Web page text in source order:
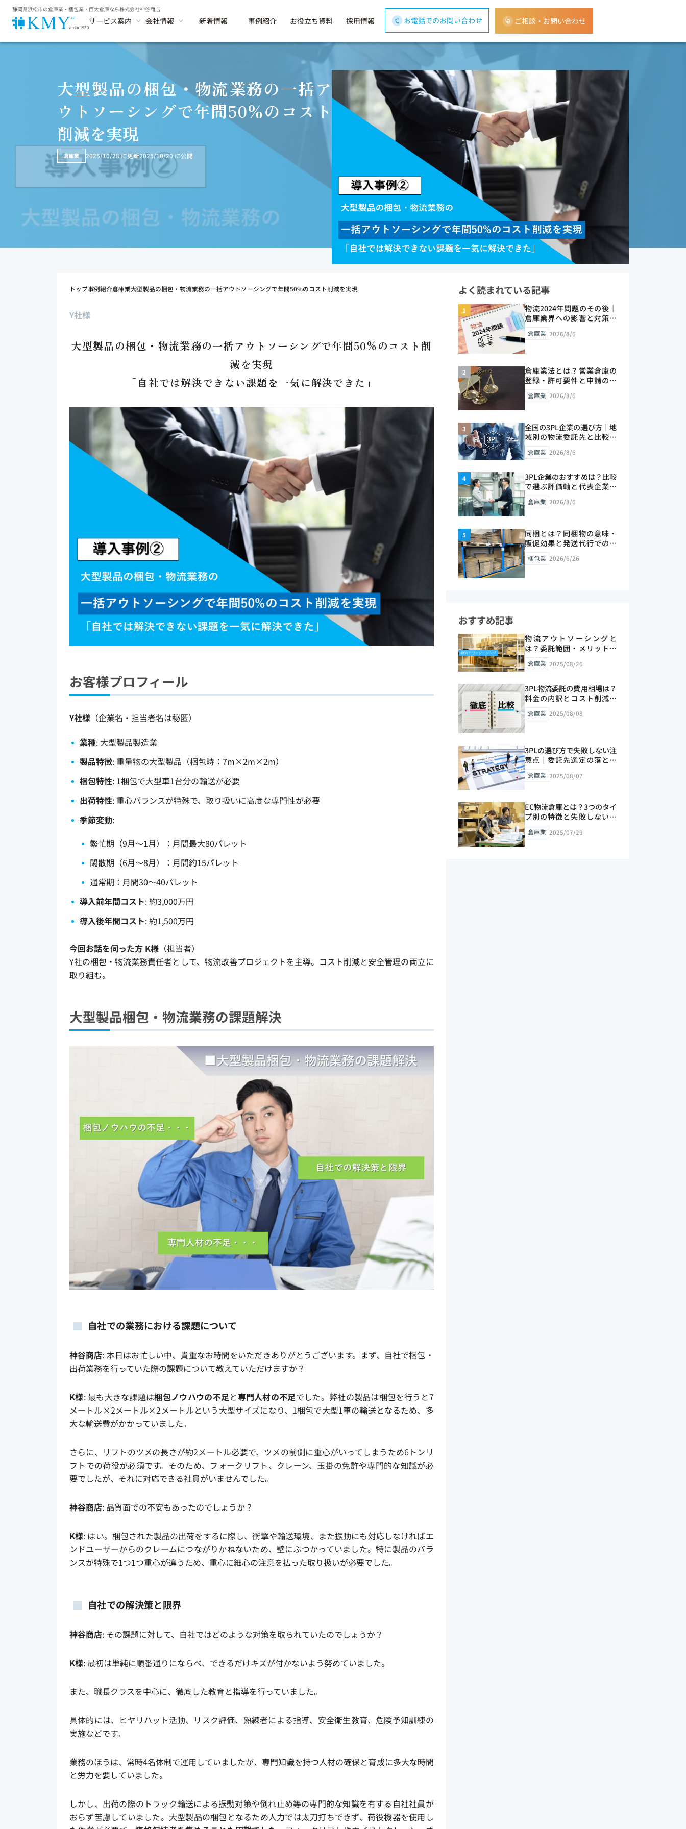
静岡県浜松市の倉庫業・梱包業・巨大倉庫なら株式会社神谷商店
サービス案内 会社情報 新着情報 事例紹介 お役立ち資料 採用情報 お電話でのお問い合わせ ご相談・お問い合わせ
大型製品の梱包・物流業務の一括ア
ウトソーシングで年間50%のコスト
削減を実現
倉庫業 2025/10/28に更新2025/10/20に公開
トップ事例紹介倉庫業大型製品の梱包・物流業務の一括アウトソーシングで年間50%のコスト削減を実現
Y社様
大型製品の梱包・物流業務の一括アウトソーシングで年間50%のコスト削
減を実現
「自社では解決できない課題を一気に解決できた」
お客様プロフィール
Y社様 （企業名・担当者名は秘匿）
業種: 大型製品製造業
製品特徴: 重量物の大型製品（梱包時：7m×2m×2m）
梱包特性: 1梱包で大型車1台分の輸送が必要
出荷特性: 重心バランスが特殊で、取り扱いに高度な専門性が必要
季節変動:
繁忙期（9月〜1月）：月間最大80パレット
閑散期（6月〜8月）：月間約15パレット
通常期：月間30〜40パレット
導入前年間コスト: 約3,000万円
導入後年間コスト: 約1,500万円
今回お話を伺った方 K様 （担当者）
Y社の梱包・物流業務責任者として、物流改善プロジェクトを主導。コスト削減と安全管理の両立に
取り組む。
大型製品梱包・物流業務の課題解決
自社での業務における課題について
神谷商店: 本日はお忙しい中、貴重なお時間をいただきありがとうございます。まず、自社で梱包・
出荷業務を行っていた際の課題について教えていただけますか？
K様: 最も大きな課題は梱包ノウハウの不足と専門人材の不足でした。弊社の製品は梱包を行うと7
メートル×2メートル×2メートルという大型サイズになり、1梱包で大型1車の輸送となるため、多
大な輸送費がかかっていました。
さらに、リフトのツメの長さが約2メートル必要で、ツメの前側に重心がいってしまうため6トンリ
フトでの荷役が必須です。そのため、フォークリフト、クレーン、玉掛の免許や専門的な知識が必
要でしたが、それに対応できる社員がいませんでした。
神谷商店: 品質面での不安もあったのでしょうか？
K様: はい。梱包された製品の出荷をするに際し、衝撃や輸送環境、また振動にも対応しなければエ
ンドユーザーからのクレームにつながりかねないため、壁にぶつかっていました。特に製品のバラ
ンスが特殊で1つ1つ重心が違うため、重心に細心の注意を払った取り扱いが必要でした。
自社での解決策と限界
神谷商店: その課題に対して、自社ではどのような対策を取られていたのでしょうか？
K様: 最初は単純に順番通りにならべ、できるだけキズが付かないよう努めていました。
また、職長クラスを中心に、徹底した教育と指導を行っていました。
具体的には、ヒヤリハット活動、リスク評価、熟練者による指導、安全衛生教育、危険予知訓練の
実施などです。
業務のほうは、常時4名体制で運用していましたが、専門知識を持つ人材の確保と育成に多大な時間
と労力を要していました。
しかし、出荷の際のトラック輸送による振動対策や倒れ止め等の専門的な知識を有する自社社員が
おらず苦慮していました。大型製品の梱包となるため人力では太刀打ちできず、荷役機器を使用し
よく読まれている記事
物流2024年問題のその後｜
倉庫業界への影響と対策を
解説【2026年版】
倉庫業 2026/8/6
倉庫業法とは？営業倉庫の
登録・許可要件と申請の流
れをプロが解説【2026年
版】
倉庫業 2026/8/6
全国の3PL企業の選び方｜地
域別の物流委託先と比較ポ
イントを解説【2026年版】
倉庫業 2026/8/6
3PL企業のおすすめは？比較
で選ぶ評価軸と代表企業の
見極め方【2026年版】
倉庫業 2026/8/6
同梱とは？同梱物の意味・
販促効果と発送代行での活
用法を解説【2026年版】
梱包業 2026/6/26
おすすめ記事
物流アウトソーシングと
は？委託範囲・メリットと
進め方を解説【2026年版】
倉庫業 2025/08/26
3PL物流委託の費用相場は？
料金の内訳とコスト削減の
コツを解説【2026年版】
倉庫業 2025/08/08
3PLの選び方で失敗しない注
意点｜委託先選定の落とし
穴【2026年版】
倉庫業 2025/08/07
EC物流倉庫とは？3つのタイ
プ別の特徴と失敗しない選
び方を解説【2026年版】
倉庫業 2025/07/29